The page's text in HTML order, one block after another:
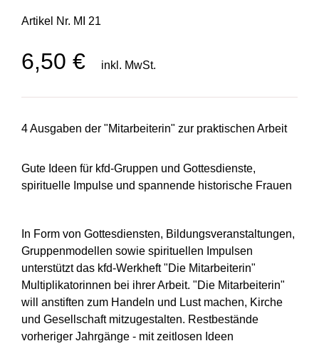
Artikel Nr. MI 21
6,50 € inkl. MwSt.
4 Ausgaben der "Mitarbeiterin" zur praktischen Arbeit
Gute Ideen für kfd-Gruppen und Gottesdienste,
spirituelle Impulse und spannende historische Frauen
In Form von Gottesdiensten, Bildungsveranstaltungen,
Gruppenmodellen sowie spirituellen Impulsen
unterstützt das kfd-Werkheft "Die Mitarbeiterin"
Multiplikatorinnen bei ihrer Arbeit. "Die Mitarbeiterin"
will anstiften zum Handeln und Lust machen, Kirche
und Gesellschaft mitzugestalten. Restbestände
vorheriger Jahrgänge - mit zeitlosen Ideen